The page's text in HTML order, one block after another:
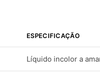
ESPECIFICAÇÃO
Líquido incolor a